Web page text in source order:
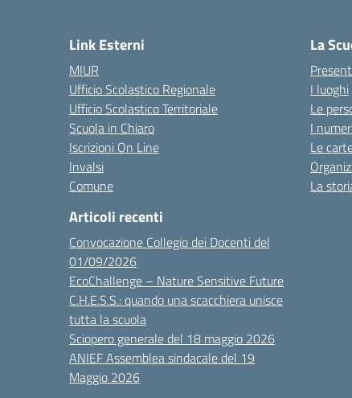
Link Esterni
MIUR
Ufficio Scolastico Regionale
Ufficio Scolastico Territoriale
Scuola in Chiaro
Iscrizioni On Line
Invalsi
Comune
Articoli recenti
Convocazione Collegio dei Docenti del
01/09/2026
EcoChallenge – Nature Sensitive Future
C.H.E.S.S.: quando una scacchiera unisce
tutta la scuola
Sciopero generale del 18 maggio 2026
ANIEF Assemblea sindacale del 19
Maggio 2026
La
I luoghi
Le
I
Le
La